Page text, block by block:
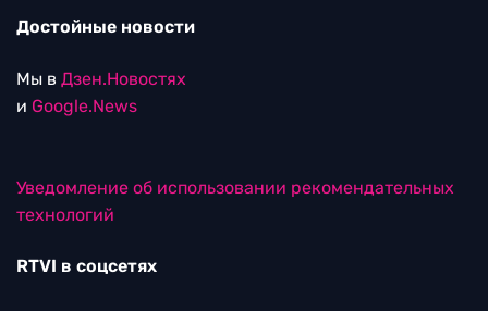
Достойные новости
Мы в Дзен.Новостях
и Google.News
Уведомление об использовании рекомендательных
технологий
RTVI в соцсетях